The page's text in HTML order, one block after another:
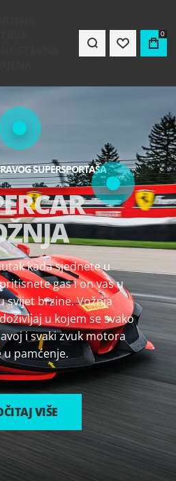
0
POČINJE OVDJE
da letite kao ptica?
jezera pruža
ostvarite na siguran i
način.
VIŠE